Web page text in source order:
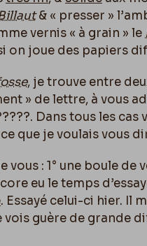
& « presser »
vernis « à grain » le
on joue des papiers
, je trouve entre
» de lettre, à vous
Dans tous les
que je voulais vous
vous : 1° une boule de
eu le temps
. Essayé celui-ci hier. Il
vois guère de grande